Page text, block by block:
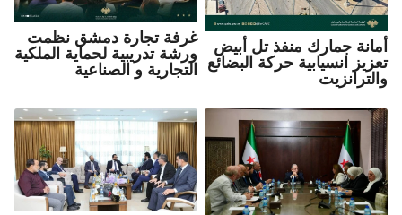
أمانة جمارك منفذ تل أبيض
تعزيز انسيابية حركة البضائع
والترانزيت
غرفة تجارة دمشق نظمت
ورشة تدريبية لحماية الملكية
التجارية و الصناعية